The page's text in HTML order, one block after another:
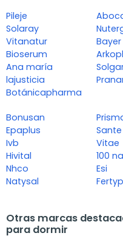
Pileje
Solaray
Vitanatur
Bioserum
Ana maría
lajusticia
Botánicapharma
Bayer
Bonusan
Epaplus
Ivb
Hivital
Nhco
Natysal
Vitae
100
Esi
Otras marcas
para dormir